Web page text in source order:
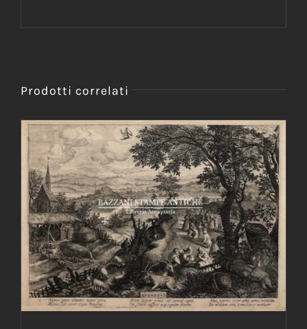
Prodotti correlati
AGGIUNGI AL CARRELLO / DETTAGLI